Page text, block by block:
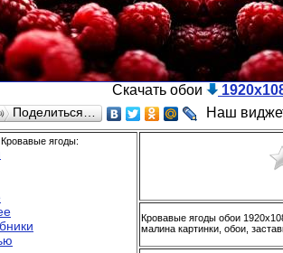
Скачать обои
Поделиться… Наш
ягоды:
Кровавые ягоды обои
малина картинки, обои,